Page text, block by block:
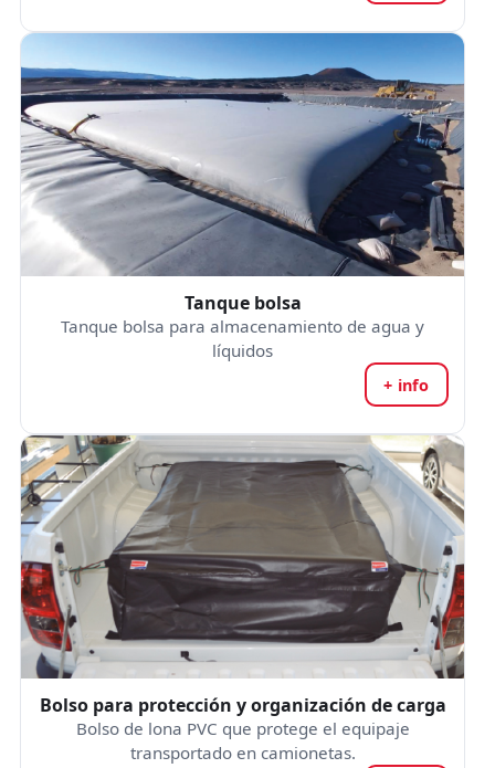
Tanque bolsa
Tanque bolsa para almacenamiento de agua y
líquidos
+ info
Bolso para protección y organización de carga
Bolso de lona PVC que protege el equipaje
transportado en camionetas.